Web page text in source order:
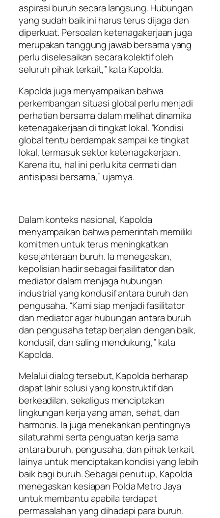
aspirasi buruh secara langsung. Hubungan
yang sudah baik ini harus terus dijaga dan
diperkuat. Persoalan ketenagakerjaan juga
merupakan tanggung jawab bersama yang
perlu diselesaikan secara kolektif oleh
seluruh pihak terkait,” kata Kapolda.
Kapolda juga menyampaikan bahwa
perkembangan situasi global perlu menjadi
perhatian bersama dalam melihat dinamika
ketenagakerjaan di tingkat lokal. “Kondisi
global tentu berdampak sampai ke tingkat
lokal, termasuk sektor ketenagakerjaan.
Karena itu, hal ini perlu kita cermati dan
antisipasi bersama,” ujarnya.
Dalam konteks nasional, Kapolda
menyampaikan bahwa pemerintah memiliki
komitmen untuk terus meningkatkan
kesejahteraan buruh. Ia menegaskan,
kepolisian hadir sebagai fasilitator dan
mediator dalam menjaga hubungan
industrial yang kondusif antara buruh dan
pengusaha. “Kami siap menjadi fasilitator
dan mediator agar hubungan antara buruh
dan pengusaha tetap berjalan dengan baik,
kondusif, dan saling mendukung,” kata
Kapolda.
Melalui dialog tersebut, Kapolda berharap
dapat lahir solusi yang konstruktif dan
berkeadilan, sekaligus menciptakan
lingkungan kerja yang aman, sehat, dan
harmonis. Ia juga menekankan pentingnya
silaturahmi serta penguatan kerja sama
antara buruh, pengusaha, dan pihak terkait
lainya untuk menciptakan kondisi yang lebih
baik bagi buruh. Sebagai penutup, Kapolda
menegaskan kesiapan Polda Metro Jaya
untuk membantu apabila terdapat
permasalahan yang dihadapi para buruh.